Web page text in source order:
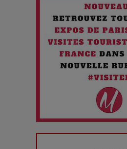
Chien 51 - Quand l’IA prend le
futur troublant
Maïra Kerey, la “voix d’or du
ans de carrière à la Salle Gaveau
Les dessous de la fast fashion :